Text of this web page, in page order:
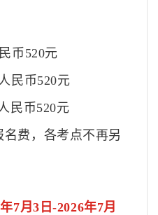
币520元
民币520元
民币520元
费，各考点不再另
7月3日-2026年7月